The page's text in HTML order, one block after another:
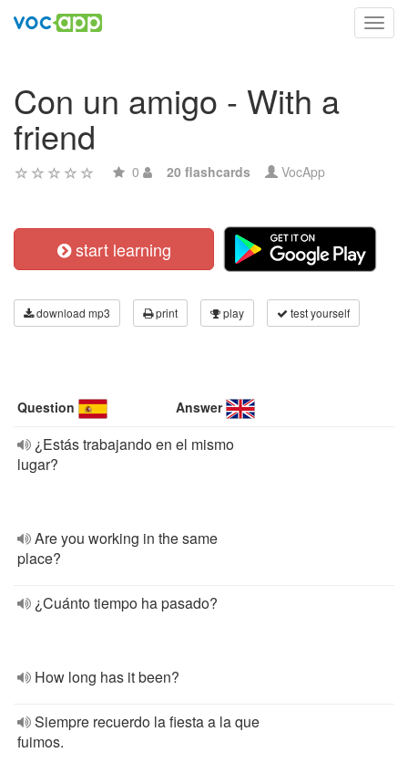
Con un amigo - With a
friend
0 20 flashcards VocApp
start learning
download mp3 print play test yourself
Question Answer
¿Estás trabajando en el mismo
lugar?
Are you working in the same
place?
¿Cuánto tiempo ha pasado?
How long has it been?
Siempre recuerdo la fiesta a la que
fuimos.